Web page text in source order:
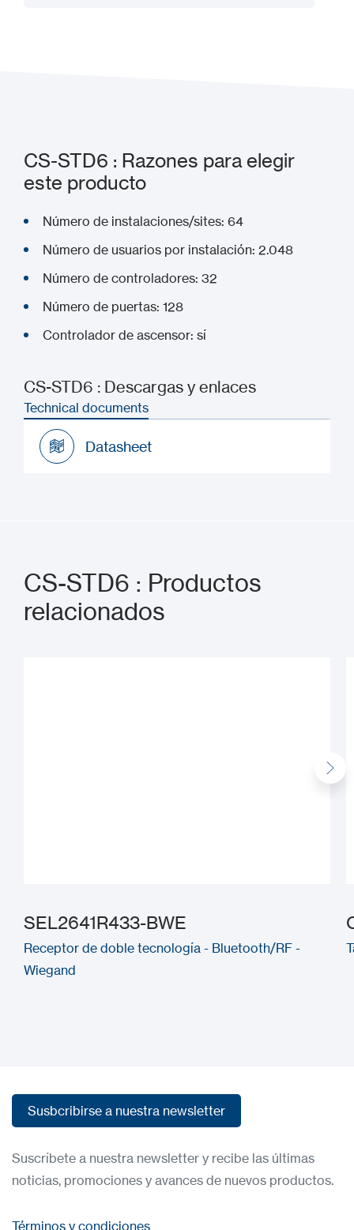
CS-STD6 : Razones para elegir
este producto
Número de instalaciones/sites: 64
Número de usuarios por instalación: 2.048
Número de controladores: 32
Número de puertas: 128
Controlador de ascensor: sí
CS-STD6 : Descargas y enlaces
Technical documents
Datasheet
CS-STD6 : Productos
relacionados
SEL2641R433-BWE
Receptor de doble tecnología - Bluetooth/RF -
Wiegand
Susbcribirse a nuestra newsletter
Suscríbete a nuestra newsletter y recibe las últimas
noticias, promociones y avances de nuevos productos.
Términos y condiciones